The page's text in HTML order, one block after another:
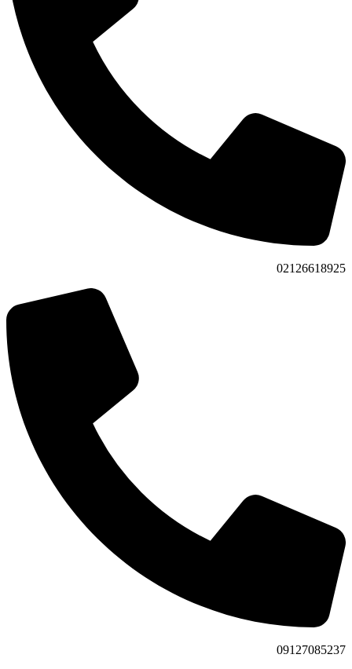
02126618925
09127085237